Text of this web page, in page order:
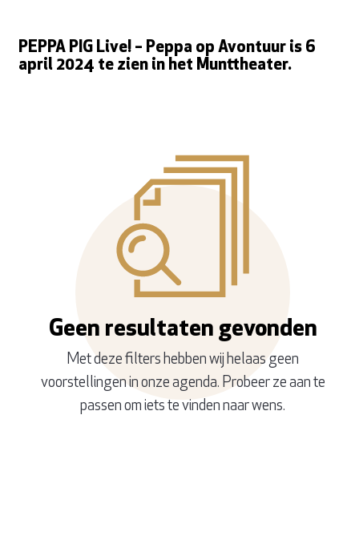
PEPPA PIG Live! – Peppa op Avontuur is 6
april 2024 te zien in het Munttheater.
Geen resultaten gevonden
Met deze filters hebben wij helaas geen
voorstellingen in onze agenda. Probeer ze aan te
passen om iets te vinden naar wens.